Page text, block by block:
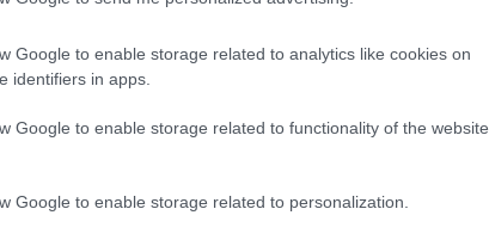
Google to enable storage related to analytics like cookies on
identifiers in apps.
Google to enable storage related to functionality of the website
Google to enable storage related to personalization.
TÖRTÉNETE
BY:SZÍNESÖTLETEK_TEAM
Hogy a nyár nemcsak a pihenés, de a kül-...